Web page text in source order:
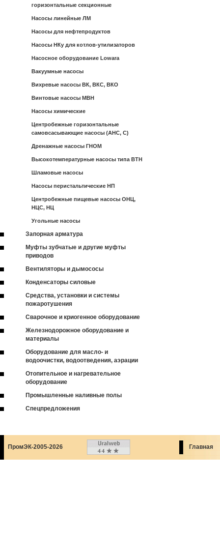
горизонтальные секционные
Насосы линейные ЛМ
Насосы для нефтепродуктов
Насосы НКу для котлов-утилизаторов
Насосное оборудование Lowara
Вакуумные насосы
Вихревые насосы ВК, ВКС, ВКО
Винтовые насосы МВН
Насосы химические
Центробежные горизонтальные
самовсасывающие насосы (АНС, С)
Дренажные насосы ГНОМ
Высокотемпературные насосы типа ВТН
Шламовые насосы
Насосы перистальтические НП
Центробежные пищевые насосы ОНЦ,
НЦС, НЦ
Угольные насосы
Запорная арматура
Муфты зубчатые и другие муфты
приводов
Вентиляторы и дымососы
Конденсаторы силовые
Средства, установки и системы
пожаротушения
Сварочное и криогенное оборудование
Железнодорожное оборудование и
материалы
Оборудование для масло- и
водоочистки, водоотведения, аэрации
Отопительное и нагревательное
оборудование
Промышленные наливные полы
Спецпредложения
ПромЭК-2005-2026 Главная